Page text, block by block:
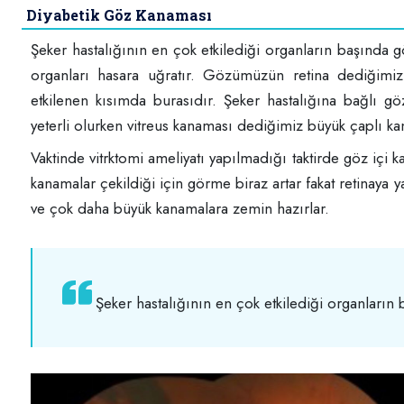
Diyabetik Göz Kanaması
Şeker hastalığının en çok etkilediği organların
organları hasara uğratır. Gözümüzün retina
etkilenen kısımda burasıdır. Şeker hastalığına bağlı
yeterli olurken vitreus kanaması dediğimiz büyük çaplı
Vaktinde vitrktomi ameliyatı yapılmadığı taktirde göz içi
kanamalar çekildiği için görme biraz artar fakat retinaya
ve çok daha büyük kanamalara zemin hazırlar.
Şeker hastalığının en çok etkilediği